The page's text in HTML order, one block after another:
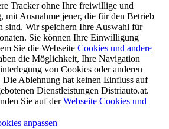
Tracker ohne Ihre freiwillige und
Ausnahme jener, die für den Betrieb
sind. Wir speichern Ihre Auswahl für
Sie können Ihre Einwilligung
Sie die Webseite Cookies und andere
die Möglichkeit, Ihre Navigation
von Cookies oder anderen
Die Ablehnung hat keinen Einfluss auf
Dienstleistungen Distriauto.at.
Sie auf derWebseite Cookies und
anpassen